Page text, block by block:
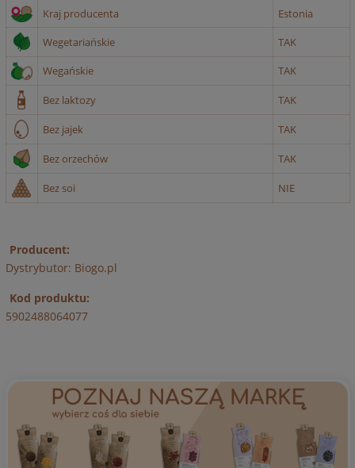
Kraj producenta
Estonia
Wegetariańskie
TAK
Wegańskie
TAK
Bez laktozy TAK
Bez jajek TAK
Bez orzechów TAK
Bez soi NIE
Producent:
Dystrybutor: Biogo.pl
Kod produktu:
5902488064077